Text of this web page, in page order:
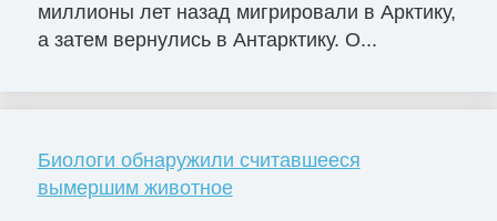
миллионы лет назад мигрировали в Арктику,
а затем вернулись в Антарктику. О...
Биологи обнаружили считавшееся
вымершим животное